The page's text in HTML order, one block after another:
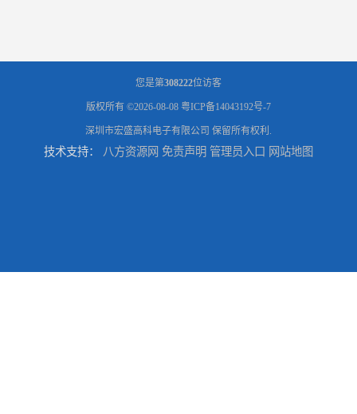
您是第308222位访客
版权所有 ©2026-08-08 粤ICP备14043192号-7
深圳市宏盛高科电子有限公司 保留所有权利.
技术支持： 八方资源网 免责声明 管理员入口 网站地图